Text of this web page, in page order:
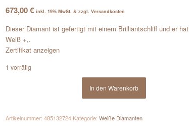
673,00€ inkl. 19% MwSt. & zzgl. Versandkosten
Dieser Diamant ist gefertigt mit einem Brilliantschliff und er
Weiß +,.
Zertifikat anzeigen
1 vorrätig
In den Warenkorb
Artikelnummer:485132724 Kategorie:Weiße Diamanten